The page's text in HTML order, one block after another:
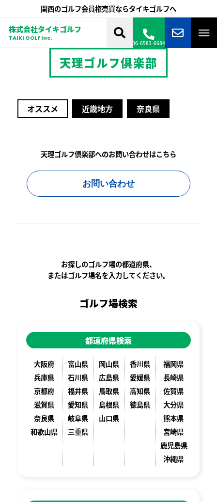
関西のゴルフ会員権売買ならタイキゴルフへ
株式会社タイキゴルフ
TAIKI GOLF Inc.
06-6583-6684
天理ゴルフ倶楽部
オススメ 近畿地方 奈良県
天理ゴルフ倶楽部へのお問い合わせはこちら
お問い合わせ
お探しのゴルフ場の都道府県、
またはゴルフ場名を入力してください。
ゴルフ場検索
都道府県検索
大阪府
兵庫県
京都府
滋賀県
奈良県
和歌山県
富山県
石川県
福井県
愛知県
岐阜県
三重県
岡山県
広島県
鳥取県
島根県
山口県
香川県
愛媛県
高知県
徳島県
福岡県
長崎県
佐賀県
大分県
熊本県
宮崎県
鹿児島県
沖縄県